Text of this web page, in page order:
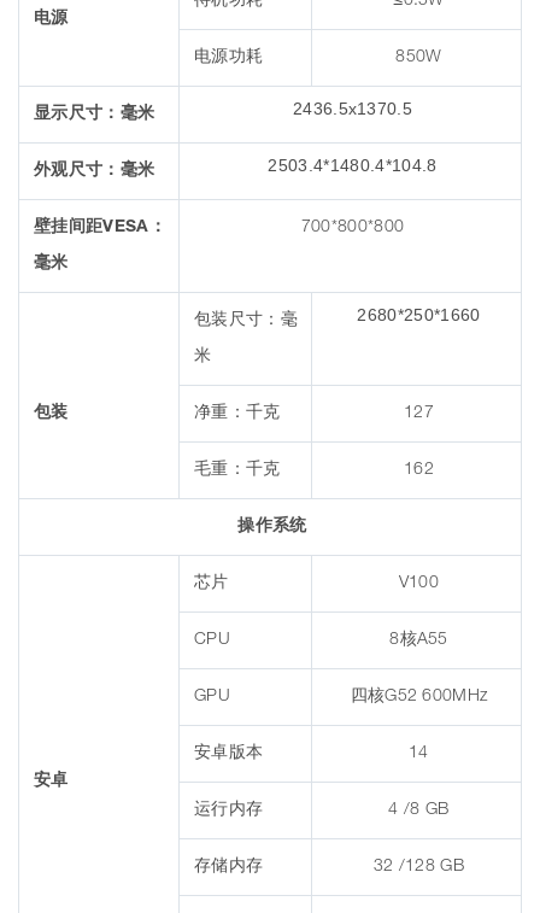
电源
电源功耗 850W
显示尺寸：毫米 2436.5x1370.5
外观尺寸：毫米 2503.4*1480.4*104.8
壁挂间距VESA：
毫米
700*800*800
包装
包装尺寸：毫
米
2680*250*1660
净重：千克 127
毛重：千克 162
操作系统
安卓
芯片 V100
CPU 8核A55
GPU 四核G52 600MHz
安卓版本 14
运行内存 4 /8 GB
存储内存 32 /128 GB